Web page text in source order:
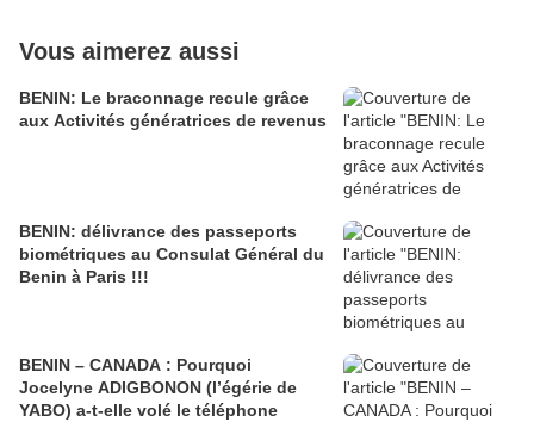
Vous aimerez aussi
BENIN: Le braconnage recule grâce
aux Activités génératrices de revenus
BENIN: délivrance des passeports
biométriques au Consulat Général du
Benin à Paris !!!
BENIN – CANADA : Pourquoi
Jocelyne ADIGBONON (l’égérie de
YABO) a-t-elle volé le téléphone